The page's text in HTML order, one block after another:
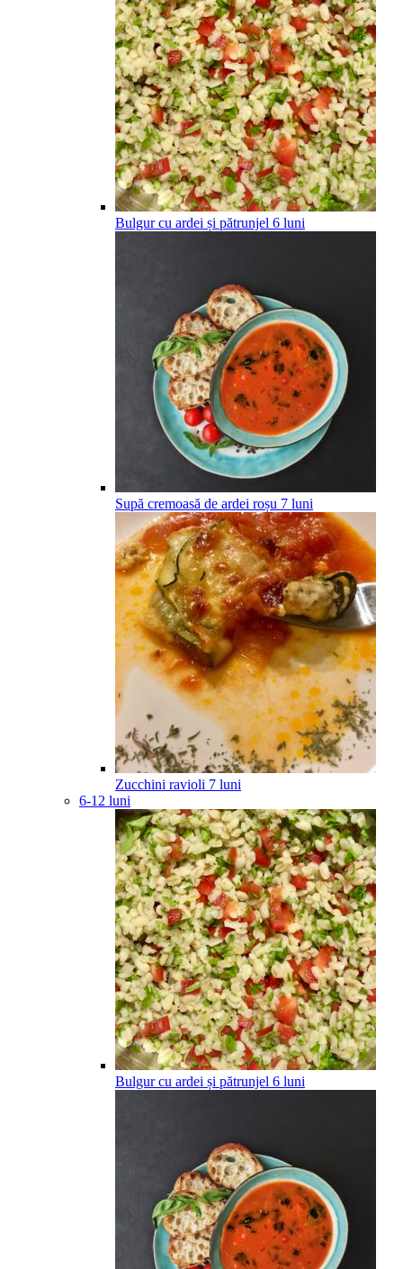
Bulgur cu ardei și pătrunjel 6 luni
Supă cremoasă de ardei roșu 7 luni
Zucchini ravioli 7 luni
6-12 luni
Bulgur cu ardei și pătrunjel 6 luni